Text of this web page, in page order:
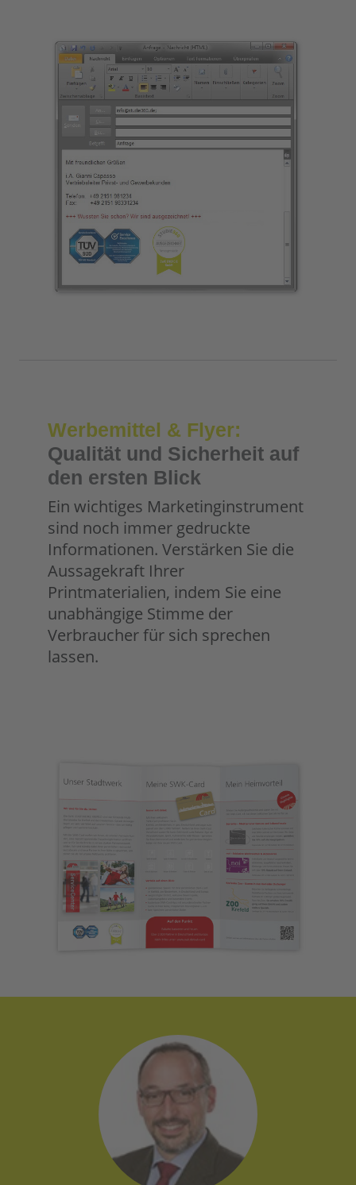
Werbemittel & Flyer:
Qualität und Sicherheit auf
den ersten Blick
Ein wichtiges Marketinginstrument
sind noch immer gedruckte
Informationen. Verstärken Sie die
Aussagekraft Ihrer
Printmaterialien, indem Sie eine
unabhängige Stimme der
Verbraucher für sich sprechen
lassen.